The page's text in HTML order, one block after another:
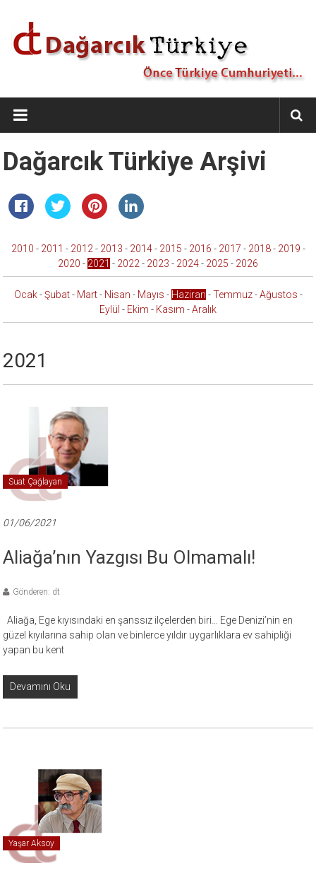
Dağarcık
Türkiye
Önce
Türkiye
Dağarcık Türkiye Arşivi
2010 - 2011 - 2012 - 2013 - 2014- 2015 - 2016 - 2017 - 2018- 2019 -
2020 - 2021 - 2022 - 2023 - 2024- 2025 - 2026
Ocak-Şubat- Mart- Nisan - Mayıs - Haziran -Temmuz-Ağustos -
Eylül - Ekim - Kasım -Aralık
2021
Suat Çağlayan
01/06/2021
Aliağa’nın Yazgısı Bu Olmamalı!
Gönderen: dt
Aliağa, Ege kıyısındaki en şanssız ilçelerden biri… Ege Denizi’nin en
güzel kıyılarına sahip olan ve binlerce yıldır uygarlıklara ev sahipliği
yapan bu kent
Devamını Oku
Yaşar Aksoy